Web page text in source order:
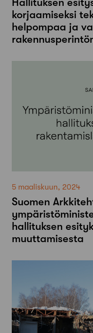
korjaamiseksi
helpompaa ja
5 maaliskuun, 2024
Suomen
hallituksen
muuttamisesta